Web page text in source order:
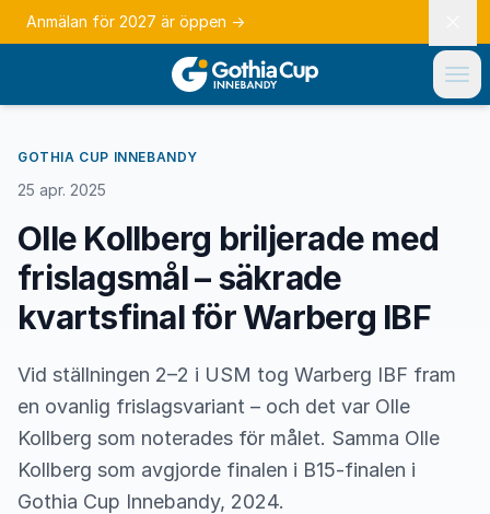
Anmälan för 2027 är öppen →
GOTHIA CUP INNEBANDY
25 apr. 2025
Olle Kollberg briljerade med
frislagsmål – säkrade
kvartsfinal för Warberg IBF
Vid ställningen 2–2 i USM tog Warberg IBF fram
en ovanlig frislagsvariant – och det var Olle
Kollberg som noterades för målet. Samma Olle
Kollberg som avgjorde finalen i B15-finalen i
Gothia Cup Innebandy, 2024.